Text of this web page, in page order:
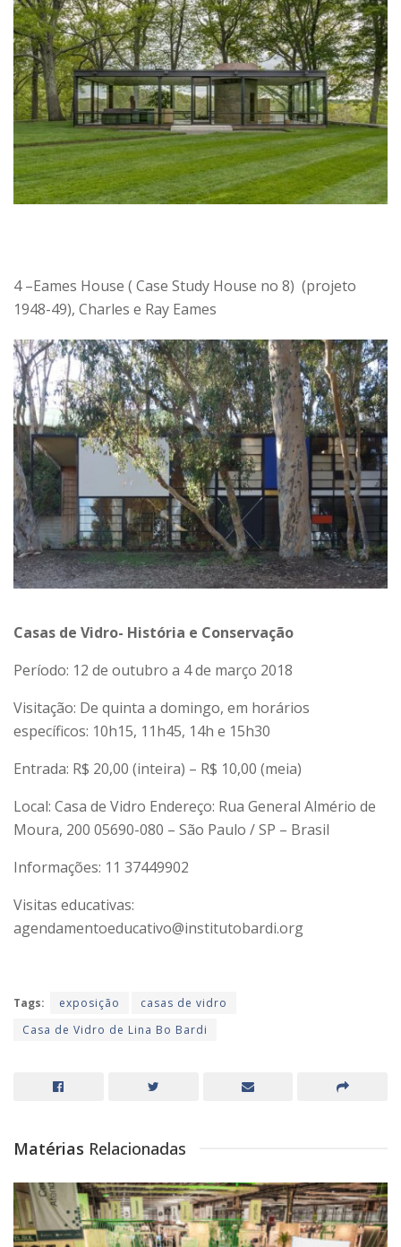
4 –Eames House ( Case Study House no 8) (projeto
1948-49), Charles e Ray Eames
Casas de Vidro- História e Conservação
Período: 12 de outubro a 4 de março 2018
Visitação: De quinta a domingo, em horários
específicos: 10h15, 11h45, 14h e 15h30
Entrada: R$ 20,00 (inteira) – R$ 10,00 (meia)
Local: Casa de Vidro Endereço: Rua General Almério de
Moura, 200 05690-080 – São Paulo / SP – Brasil
Informações: 11 37449902
Visitas educativas:
agendamentoeducativo@institutobardi.org
Tags: exposição
casas de vidro
Casa de Vidro de Lina Bo Bardi
Matérias Relacionadas